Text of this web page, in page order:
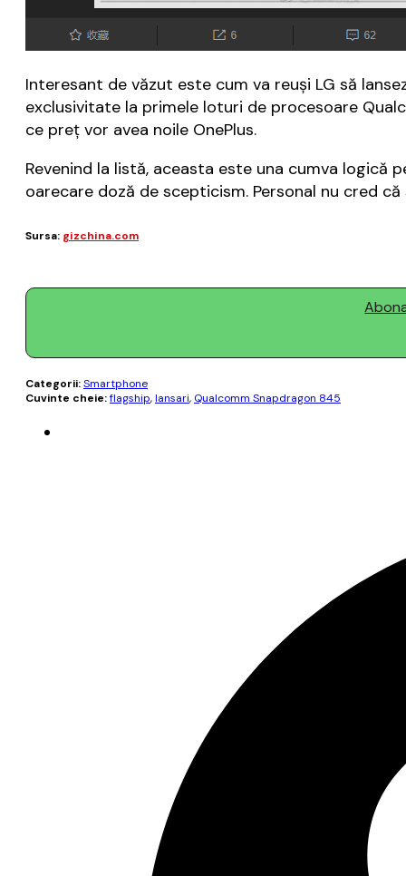
Interesant de văzut este cum va reuşi LG să
exclusivitate la primele loturi de procesoare
ce preţ vor avea noile OnePlus.
Revenind la listă, aceasta este una cumva
oarecare doză de scepticism. Personal nu cred
Sursa: gizchina.com
Categorii:Smartphone
Cuvinte cheie:flagship,lansari, Qualcomm Snapdragon 845